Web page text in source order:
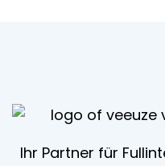
Ihr Partner für